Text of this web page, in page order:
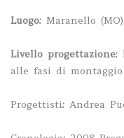
Luogo: Maranello (MO)
Livello progettazione:
alle fasi di montaggio
Progettisti: Andrea